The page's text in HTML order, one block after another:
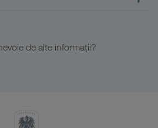
de activitate
de alte informații?